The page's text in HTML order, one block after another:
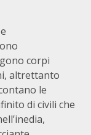
corpi
altrettanto
le
di civili che